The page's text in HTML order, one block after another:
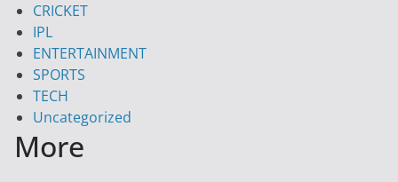
CRICKET
IPL
ENTERTAINMENT
SPORTS
TECH
Uncategorized
More